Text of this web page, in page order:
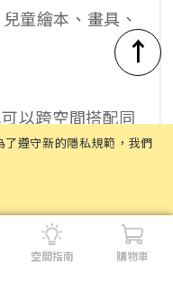
了遵守新的隱私規範，我們
童繪本、畫具、
以跨空間搭配同
持一致～建議從
雜亂的角落」開
生活感也會慢慢
空間指南 購物車
↑